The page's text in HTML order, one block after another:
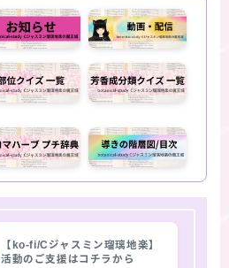
【ko-fi/Cジャスミン瑠璃地楽】
活動のご支援はコチラから